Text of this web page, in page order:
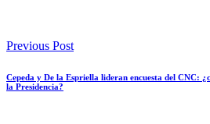
Previous Post
Cepeda y De la Espriella lideran encuesta del CNC:
la Presidencia?